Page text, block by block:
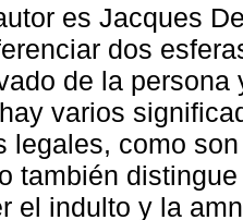
es Jacques
dos
de la
varios
legales, como
también
el indulto y la